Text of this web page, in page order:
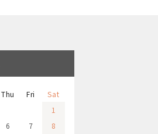
Thu Fri
Sat
1
6 7
8